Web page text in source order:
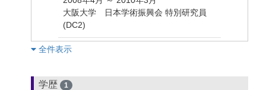
大阪大学 日本学術振興会 特別研究員
(DC2)
︎全件表示
学歴 1